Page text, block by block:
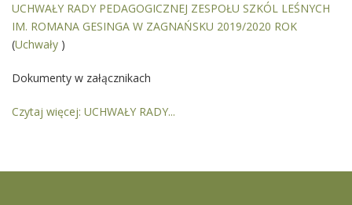
UCHWAŁY RADY PEDAGOGICZNEJ ZESPOŁU SZKÓL LEŚNYCH
IM. ROMANA GESINGA W ZAGNAŃSKU 2019/2020 ROK
(Uchwały )
Dokumenty w załącznikach
Czytaj więcej: UCHWAŁY RADY...